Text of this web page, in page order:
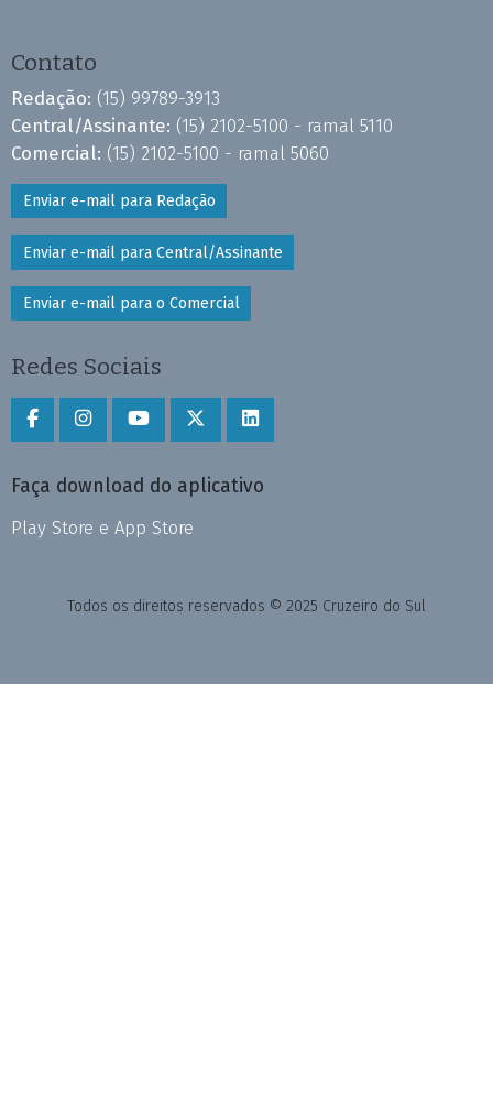
Contato
Redação: (15) 99789-3913
Central/Assinante: (15) 2102-5100 - ramal 5110
Comercial: (15) 2102-5100 - ramal 5060
Enviar e-mail para Redação
Enviar e-mail para Central/Assinante
Enviar e-mail para o Comercial
Redes Sociais
Faça download do aplicativo
Play Store e App Store
Todos os direitos reservados © 2025 Cruzeiro do Sul